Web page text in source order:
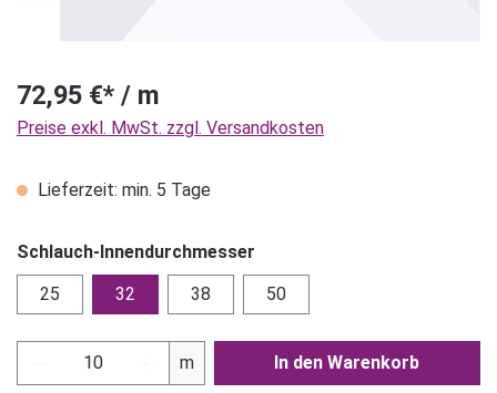
72,95 €* / m
Preise exkl. MwSt. zzgl. Versandkosten
Lieferzeit: min. 5 Tage
Schlauch-Innendurchmesser
25
32 38 50
Produkt Anzahl: Gib den gewünschten Wert
m In den Warenkorb